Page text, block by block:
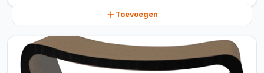
Toevoegen